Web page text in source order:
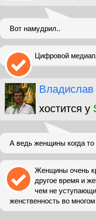
Вот намудрил..
Цифровой
Владислав
хостится у
А ведь женщины когда
Женщины очень
другое время и
чем не
женственность во